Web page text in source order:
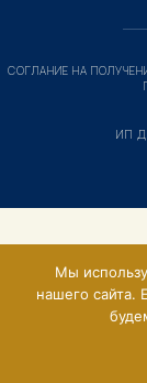
ИП
СОГЛАНИЕ НА
Мы
нашего сайта.